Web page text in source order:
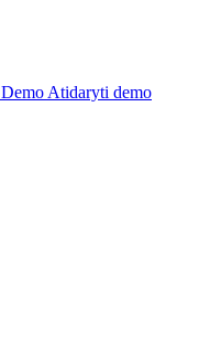
Demo Atidaryti demo